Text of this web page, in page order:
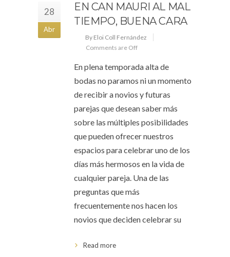
28
Abr
EN CAN MAURI AL MAL
TIEMPO, BUENA CARA
By Eloi Coll Fernández
Comments are Off
En plena temporada alta de
bodas no paramos ni un momento
de recibir a novios y futuras
parejas que desean saber más
sobre las múltiples posibilidades
que pueden ofrecer nuestros
espacios para celebrar uno de los
días más hermosos en la vida de
cualquier pareja. Una de las
preguntas que más
frecuentemente nos hacen los
novios que deciden celebrar su
Read more